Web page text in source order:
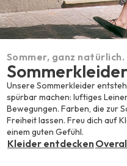
Sommer, ganz natürlich.
Unsere Sommerkleider
spürbar machen: luftiges
Bewegungen. Farben, die zur
Freiheit lassen. Freu dich auf
einem guten Gefühl.
Kleider entdecken